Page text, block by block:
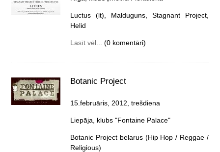
Luctus (lt), Malduguns, Stagnant Project,
Helid
Lasīt vēl... (0 komentāri)
Botanic Project
15.februāris, 2012, trešdiena
Liepāja, klubs "Fontaine Palace"
Botanic Project belarus (Hip Hop / Reggae /
Religious)